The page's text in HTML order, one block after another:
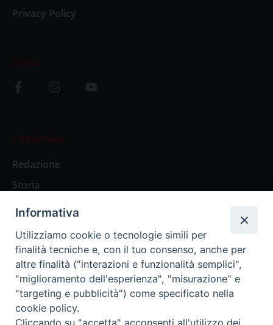
Privacy Policy
Social
L’editoriale
Redazione
Storia
Abbonamenti
Abbonamento Annuale Digitale
Abbonamento Annuale Cartaceo
Abbonamento Singola Copia Digitale
Informativa
Utilizziamo cookie o tecnologie simili per
finalità tecniche e, con il tuo consenso, anche per
altre finalità ("interazioni e funzionalità semplici",
"miglioramento dell'esperienza", "misurazione" e
"targeting e pubblicità") come specificato nella
cookie policy.